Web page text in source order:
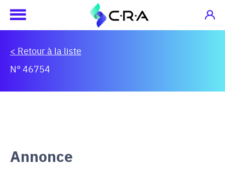
< Retour à la liste
N° 46754
Annonce